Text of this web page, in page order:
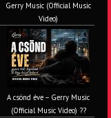
Gerry Music (Official Music
Video)
A csönd éve – Gerry Music
(Official Music Video) ??